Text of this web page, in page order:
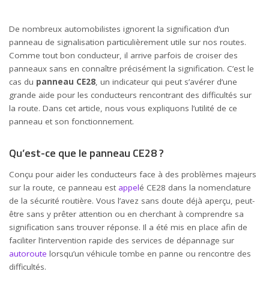
De nombreux automobilistes ignorent la signification d’un
panneau de signalisation particulièrement utile sur nos routes.
Comme tout bon conducteur, il arrive parfois de croiser des
panneaux sans en connaître précisément la signification. C’est le
cas du panneau CE28, un indicateur qui peut s’avérer d’une
grande aide pour les conducteurs rencontrant des difficultés sur
la route. Dans cet article, nous vous expliquons l’utilité de ce
panneau et son fonctionnement.
Qu’est-ce que le panneau CE28 ?
Conçu pour aider les conducteurs face à des problèmes majeurs
sur la route, ce panneau est appelé CE28 dans la nomenclature
de la sécurité routière. Vous l’avez sans doute déjà aperçu, peut-
être sans y prêter attention ou en cherchant à comprendre sa
signification sans trouver réponse. Il a été mis en place afin de
faciliter l’intervention rapide des services de dépannage sur
autoroute lorsqu’un véhicule tombe en panne ou rencontre des
difficultés.